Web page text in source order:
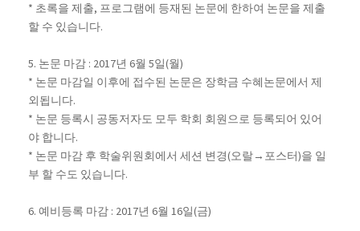
* 초록을 제출, 프로그램에 등재된 논문에 한하여 논문을 제출
할 수 있습니다.
5. 논문 마감 : 2017년 6월 5일(월)
* 논문 마감일 이후에 접수된 논문은 장학금 수혜논문에서 제
외됩니다.
* 논문 등록시 공동저자도 모두 학회 회원으로 등록되어 있어
야 합니다.
* 논문 마감 후 학술위원회에서 세션 변경(오랄→포스터)을 일
부 할 수도 있습니다.
6. 예비등록 마감 : 2017년 6월 16일(금)